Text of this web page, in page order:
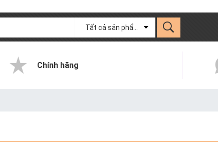
Chính hãng